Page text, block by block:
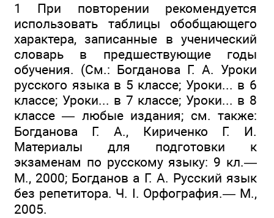
1 При повторении рекомендуется
использовать таблицы обобщающего
характера, записанные в ученический
словарь в предшествующие годы
обучения. (См.: Богданова Г. А. Уроки
русского языка в 5 классе; Уроки... в 6
классе; Уроки... в 7 классе; Уроки... в 8
классе — любые издания; см. также:
Богданова Г. А., Кириченко Г. И.
Материалы для подготовки к
экзаменам по русскому языку: 9 кл.—
М., 2000; Богданов а Г. А. Русский язык
без репетитора. Ч. I. Орфография.— М.,
2005.